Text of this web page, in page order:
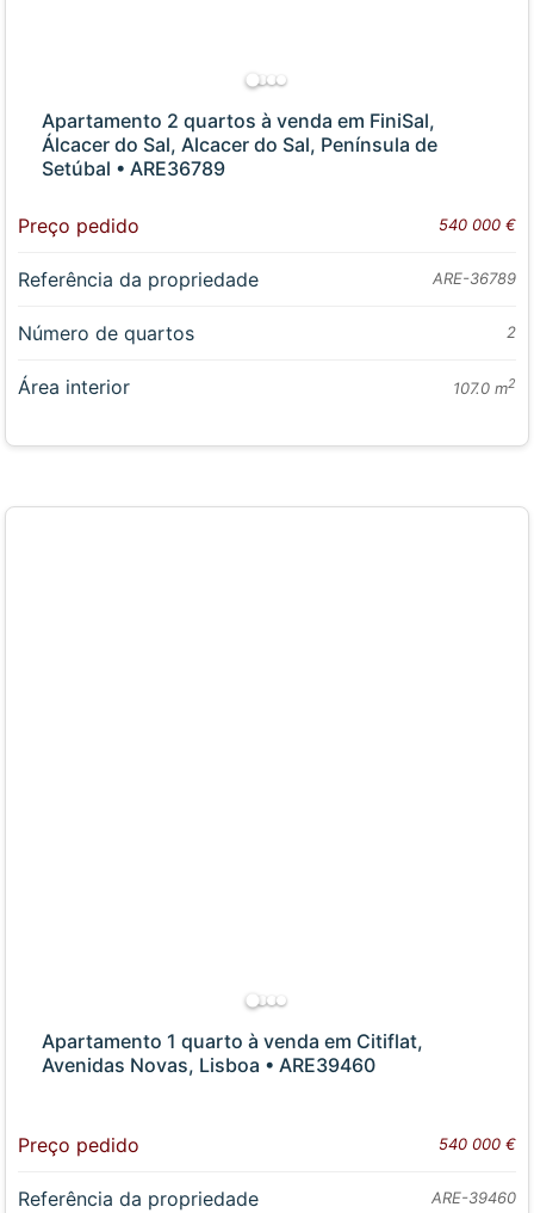
Apartamento 2 quartos à venda em FiniSal,
Álcacer do Sal, Alcacer do Sal, Península de
Setúbal • ARE36789
Preço pedido 540 000 €
Referência da propriedade ARE-36789
Número de quartos 2
Área interior 107.0 m2
Apartamento 1 quarto à venda em Citiflat,
Avenidas Novas, Lisboa • ARE39460
Preço pedido 540 000 €
Referência da propriedade ARE-39460